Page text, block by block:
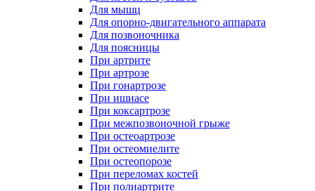
Для мышц
Для опорно-двигательного аппарата
Для позвоночника
Для поясницы
При артрите
При артрозе
При гонартрозе
При ишиасе
При коксартрозе
При межпозвоночной грыже
При остеоартрозе
При остеомиелите
При остеопорозе
При переломах костей
При полиартрите